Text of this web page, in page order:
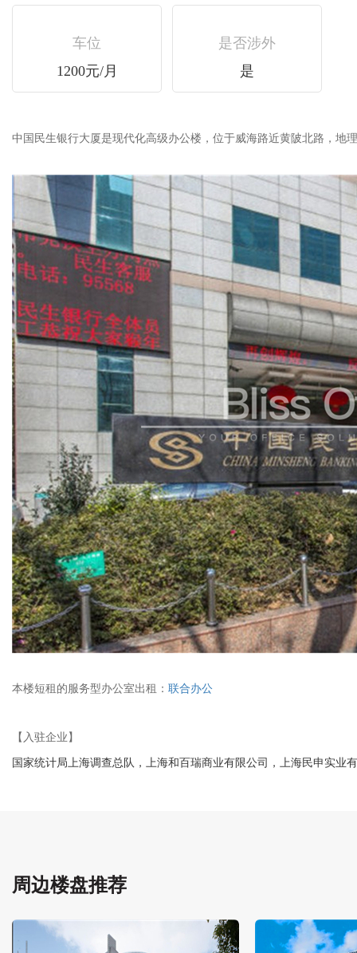
车位
1200元/月
是否涉外
是
中国民生银行大厦是现代化高级办公楼，位于威海路近黄陂北路，地
本楼短租的服务型办公室出租： 联合办公
【入驻企业】
国家统计局上海调查总队，上海和百瑞商业有限公司，上海民申实业
周边楼盘推荐